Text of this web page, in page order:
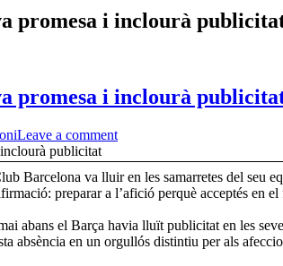
promesa i inclourà
promesa i inclourà
Leave a comment
Barcelona va lluir en les samarretes del seu
preparar a l’afició perquè acceptés en
abans el Barça havia lluït publicitat en les
absència en un orgullós distintiu per als